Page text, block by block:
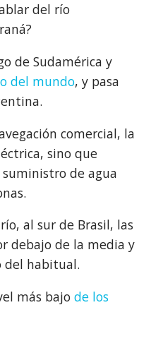
del río
de Sudamérica y
del mundo, y pasa
comercial, la
sino que
de agua
al sur de Brasil, las
debajo de la media y
del habitual.
más bajode los